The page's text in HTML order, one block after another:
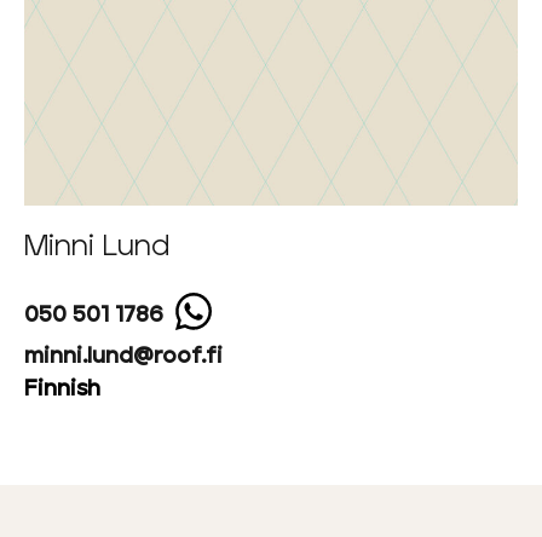
Minni Lund
050 501 1786
minni.lund@roof.fi
Finnish